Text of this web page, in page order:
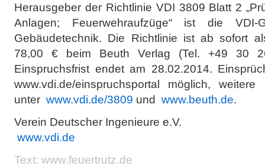
Herausgeber der Richtlinie VDI 3809 Blatt 2
Anlagen; Feuerwehraufzüge“ ist die VDI-
Gebäudetechnik. Die Richtlinie ist ab sofort
78,00 € beim Beuth Verlag (Tel. +49 30
Einspruchsfrist endet am 28.02.2014.
www.vdi.de/einspruchsportal möglich,
unter www.vdi.de/3809 und www.beuth.de.
Verein Deutscher Ingenieure e.V.
www.vdi.de
Text: www.feuertrutz.de